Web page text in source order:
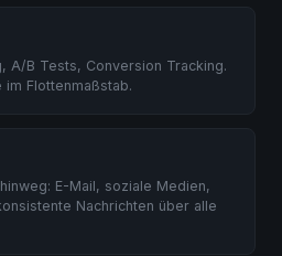
A/B Tests, Conversion Tracking.
Flottenmaßstab.
E-Mail, soziale Medien,
Nachrichten über alle